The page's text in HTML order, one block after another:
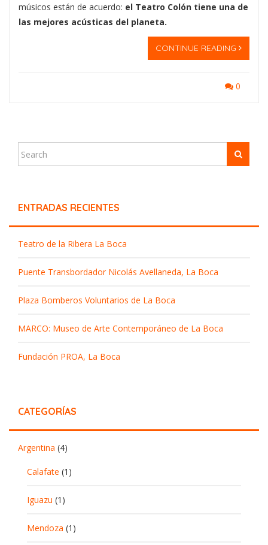
músicos están de acuerdo: el Teatro Colón tiene una de
las mejores acústicas del planeta.
CONTINUE READING
0
ENTRADAS RECIENTES
Teatro de la Ribera La Boca
Puente Transbordador Nicolás Avellaneda, La Boca
Plaza Bomberos Voluntarios de La Boca
MARCO: Museo de Arte Contemporáneo de La Boca
Fundación PROA, La Boca
CATEGORÍAS
Argentina (4)
Calafate (1)
Iguazu (1)
Mendoza (1)